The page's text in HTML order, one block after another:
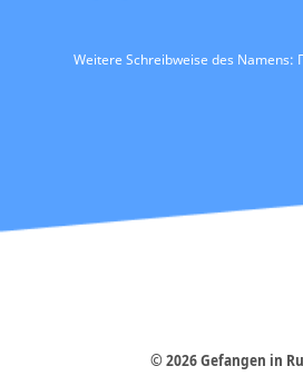
Weitere Schreibweise des Namens:
© 2026 Gefangen in